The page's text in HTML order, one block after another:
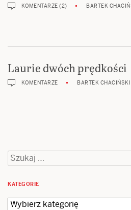
KOMENTARZE (2) BARTEK
Laurie dwóch prędkości
KOMENTARZE BARTEK CHACIŃSKI
Szukaj:
KATEGORIE
Kategorie